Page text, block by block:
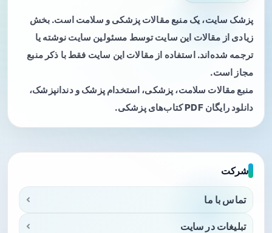
پزشک سایت، یک منبع مقالات پزشکی و سلامت است. بخش
زیادی از مقالات این سایت توسط مسئولین سایت نوشته یا
ترجمه شده‌اند. استفاده از مقالات این سایت فقط با ذکر منبع
مجاز است.
منبع مقالات سلامت، پزشکی، استخدام پزشک و دندانپزشک،
دانلود رایگان PDF کتاب‌های پزشکی.
شرکت
تماس با ما
تبلیغات در سایت